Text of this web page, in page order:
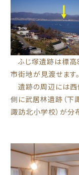
ふじ塚遺跡は標高
市街地が見渡せます。
遺跡の周辺には西
側に武居林遺跡（下
諏訪北小学校）が分